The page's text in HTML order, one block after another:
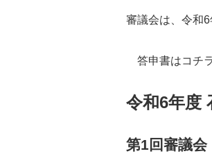
審議会は、令和
答申書はコチ
令和6年度
第1回審議会